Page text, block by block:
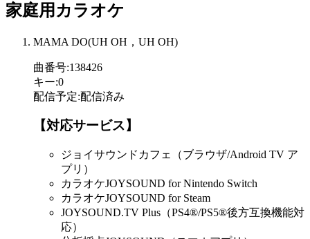
家庭用カラオケ
MAMA DO(UH OH，UH OH)
曲番号:138426
キー:0
配信予定:配信済み
【対応サービス】
ジョイサウンドカフェ（ブラウザ/Android TV ア
プリ）
カラオケJOYSOUND for Nintendo Switch
カラオケJOYSOUND for Steam
JOYSOUND.TV Plus（PS4®/PS5®後方互換機能対
応）